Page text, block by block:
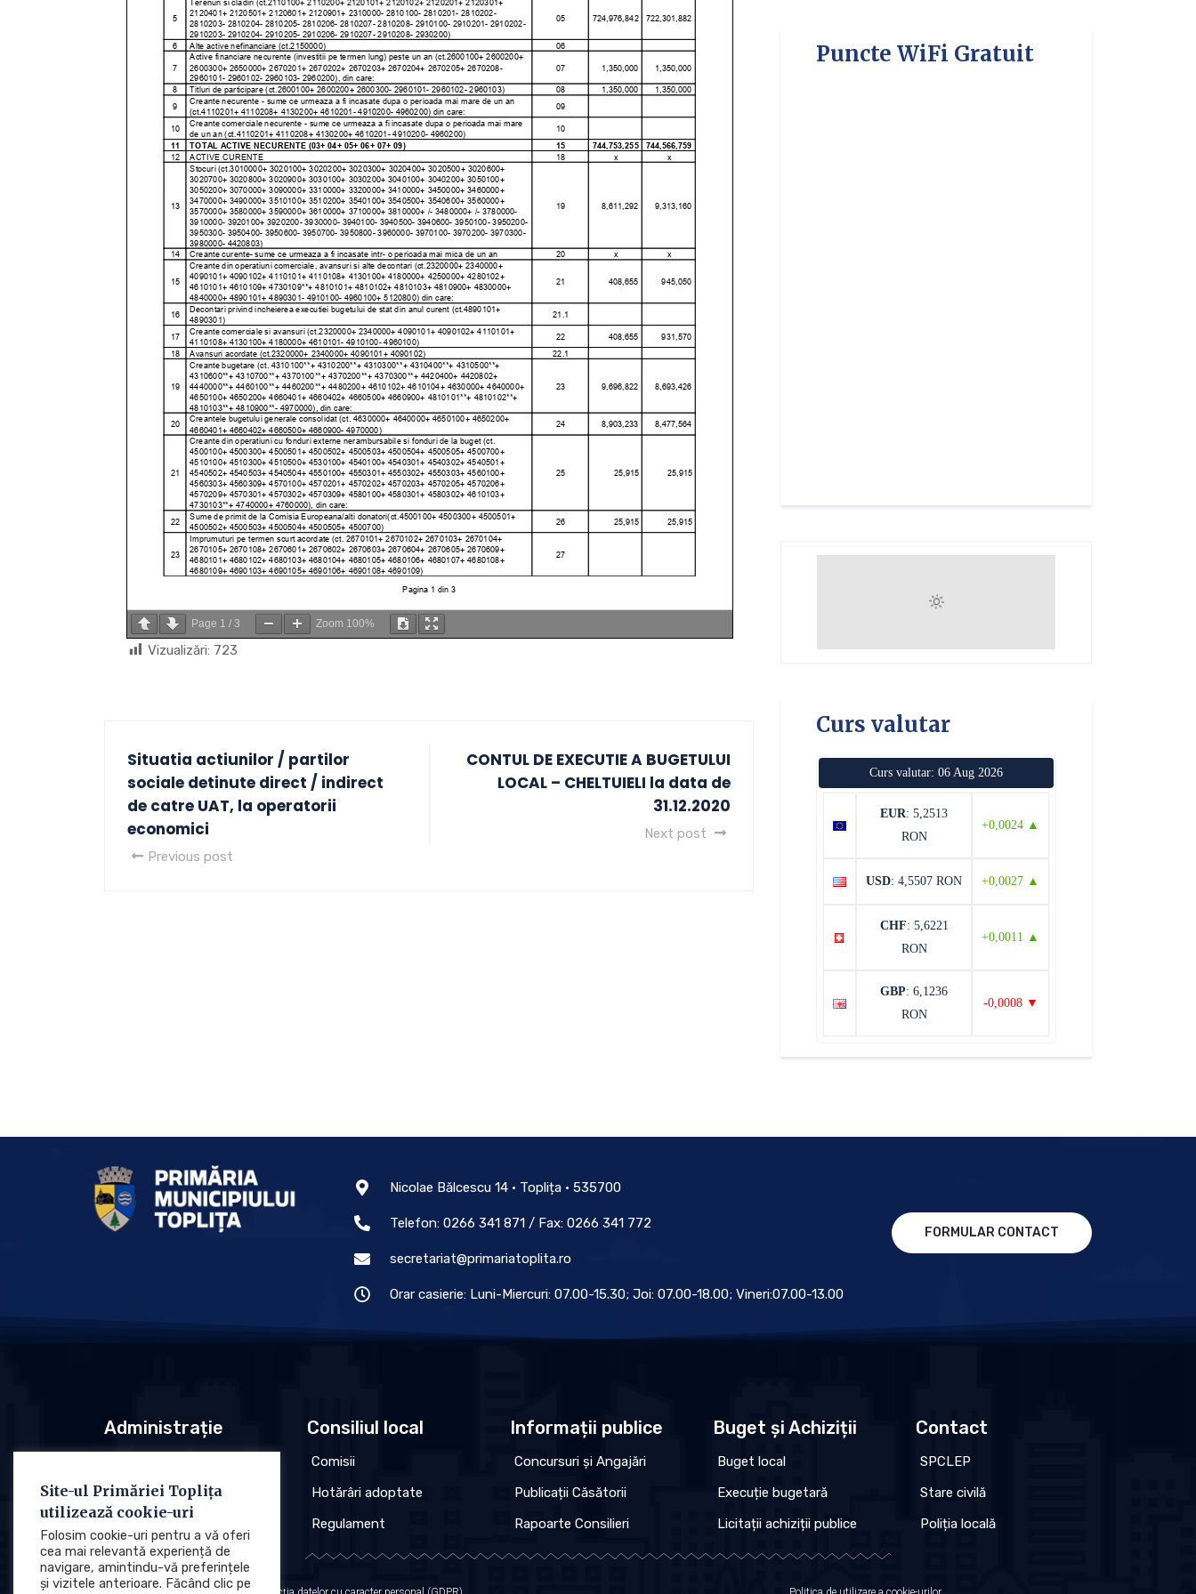
Page 1 / 3 Zoom 100%
Vizualizări: 723
Situatia actiunilor / partilor
sociale detinute direct / indirect
de catre UAT, la operatorii
economici
Previous post
CONTUL DE EXECUTIE A BUGETULUI
LOCAL – CHELTUIELI la data de
31.12.2020
Next post
Puncte WiFi Gratuit
Curs valutar
Curs valutar: 06 Aug 2026
EUR: 5,2513
RON
+0,0024 ▲
USD: 4,5507 RON +0,0027 ▲
CHF: 5,6221
RON
+0,0011 ▲
GBP: 6,1236
RON
-0,0008 ▼
Nicolae Bălcescu 14 • Toplița • 535700
Telefon: 0266 341 871 / Fax: 0266 341 772
secretariat@primariatoplita.ro
Orar casierie: Luni-Miercuri: 07.00-15.30; Joi: 07.00-18.00; Vineri:07.00-13.00
FORMULAR CONTACT
Administrație
Organigrama
Consiliul local
Comisii
Hotărâri adoptate
Regulament
Informații publice
Concursuri și Angajări
Publicații Căsătorii
Rapoarte Consilieri
Buget și Achiziții
Buget local
Execuție bugetară
Licitații achiziții publice
Contact
SPCLEP
Stare civilă
Poliția locală
Site-ul Primăriei Toplița
utilizează cookie-uri
Folosim cookie-uri pentru a vă oferi
cea mai relevantă experiență de
navigare, amintindu-vă preferințele
și vizitele anterioare. Făcând clic pe